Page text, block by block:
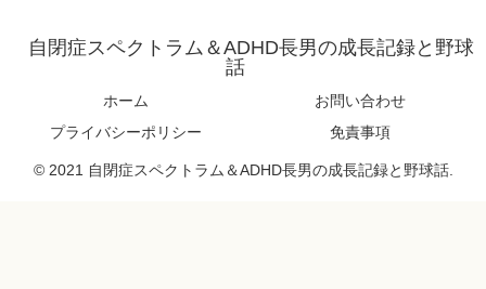
自閉症スペクトラム＆ADHD長男の成長記録と野球
話
ホーム
お問い合わせ
プライバシーポリシー
免責事項
© 2021 自閉症スペクトラム＆ADHD長男の成長記録と野球話.